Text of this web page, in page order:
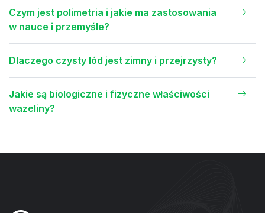
Czym jest polimetria i jakie ma zastosowania
w nauce i przemyśle?
Dlaczego czysty lód jest zimny i przejrzysty?
Jakie są biologiczne i fizyczne właściwości
wazeliny?